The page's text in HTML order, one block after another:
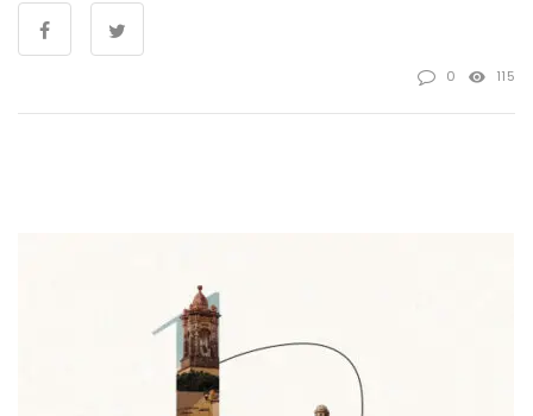
0 115